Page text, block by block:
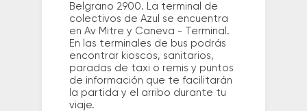
Belgrano 2900. La terminal de
colectivos de Azul se encuentra
en Av Mitre y Caneva - Terminal.
En las terminales de bus podrás
encontrar kioscos, sanitarios,
paradas de taxi o remis y puntos
de información que te facilitarán
la partida y el arribo durante tu
viaje.